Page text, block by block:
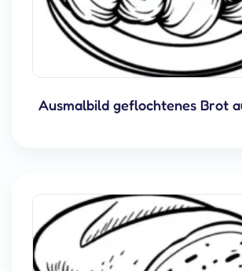
Ausmalbild geflochtenes Brot